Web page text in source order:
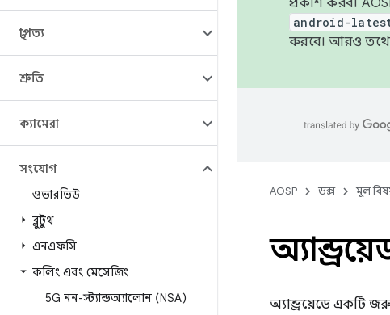
স্থাপত্য
শ্রুতি
ক্যামেরা
সংযোগ
ওভারভিউ
ব্লুটুথ
এনএফসি
কলিং এবং মেসেজিং
5G নন-স্ট্যান্ডঅ্যালোন (NSA)
প্রকাশ করব।
android-
করবে। আরও
AOSP ডক্স মূল
অ্যান্ড্রয়েডে একটি